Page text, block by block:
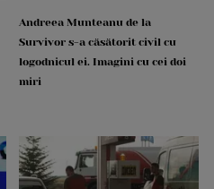
Andreea Munteanu de la
Survivor s-a căsătorit civil cu
logodnicul ei. Imagini cu cei doi
miri